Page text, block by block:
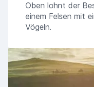
Oben lohnt der
einem Felsen mit
Vögeln.